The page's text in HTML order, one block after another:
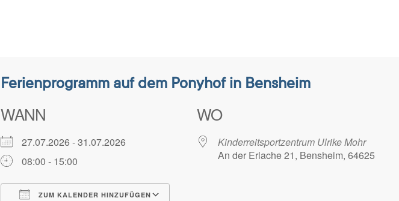
Ferienprogramm auf dem Ponyhof in Bensheim
WANN
27.07.2026 - 31.07.2026
08:00 - 15:00
ZUM KALENDER HINZUFÜGEN
WO
Kinderreitsportzentrum Ulrike Mohr
An der Erlache 21, Bensheim, 64625